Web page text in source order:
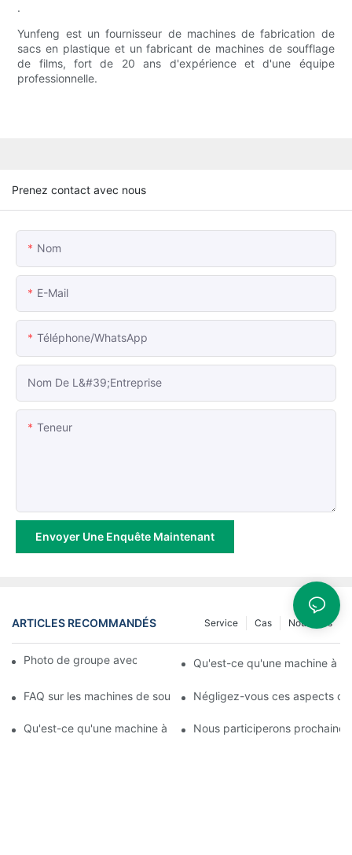
.
Yunfeng est un fournisseur de machines de fabrication de
sacs en plastique et un fabricant de machines de soufflage
de films, fort de 20 ans d'expérience et d'une équipe
professionnelle.
Prenez contact avec nous
Nom
E-Mail
Téléphone/WhatsApp
Nom De L&#39;entreprise
Teneur
Envoyer Une Enquête Maintenant
ARTICLES RECOMMANDÉS Nouvelles
Cas
Service
Photo de groupe avec les clients à l'expositionQu'est-ce qu'une machine à
FAQ sur les machines de soufflage de film : comment résoudre
Négligez-vous ces aspects
Qu'est-ce qu'une machine à souffler les films ?
Nous participerons